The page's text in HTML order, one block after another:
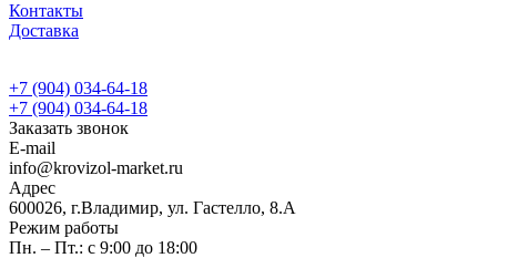
Контакты
Доставка
+7 (904) 034-64-18
+7 (904) 034-64-18
Заказать звонок
E-mail
info@krovizol-market.ru
Адрес
600026, г.Владимир, ул. Гастелло, 8.А
Режим работы
Пн. – Пт.: с 9:00 до 18:00